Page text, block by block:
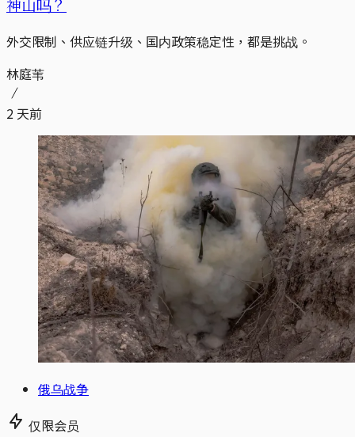
神山吗？
外交限制、供应链升级、国内政策稳定性，都是挑战。
林庭苇
2 天前
俄乌战争
仅限会员